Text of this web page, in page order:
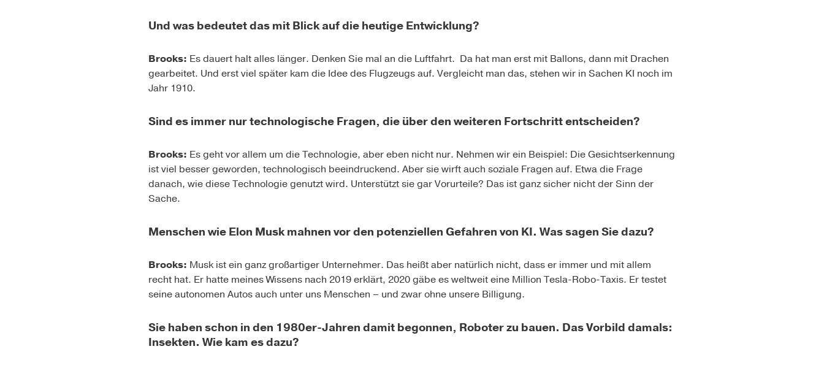
Und was bedeutet das mit Blick auf die heutige Entwicklung?
Brooks: Es dauert halt alles länger. Denken Sie mal an die Luftfahrt. Da hat man erst mit Ballons, dann mit Drachen
gearbeitet. Und erst viel später kam die Idee des Flugzeugs auf. Vergleicht man das, stehen wir in Sachen KI noch im
Jahr 1910.
Sind es immer nur technologische Fragen, die über den weiteren Fortschritt entscheiden?
Brooks: Es geht vor allem um die Technologie, aber eben nicht nur. Nehmen wir ein Beispiel: Die Gesichtserkennung
ist viel besser geworden, technologisch beeindruckend. Aber sie wirft auch soziale Fragen auf. Etwa die Frage
danach, wie diese Technologie genutzt wird. Unterstützt sie gar Vorurteile? Das ist ganz sicher nicht der Sinn der
Sache.
Menschen wie Elon Musk mahnen vor den potenziellen Gefahren von KI. Was sagen Sie dazu?
Brooks: Musk ist ein ganz großartiger Unternehmer. Das heißt aber natürlich nicht, dass er immer und mit allem
recht hat. Er hatte meines Wissens nach 2019 erklärt, 2020 gäbe es weltweit eine Million Tesla-Robo-Taxis. Er testet
seine autonomen Autos auch unter uns Menschen – und zwar ohne unsere Billigung.
Sie haben schon in den 1980er-Jahren damit begonnen, Roboter zu bauen. Das Vorbild damals:
Insekten. Wie kam es dazu?